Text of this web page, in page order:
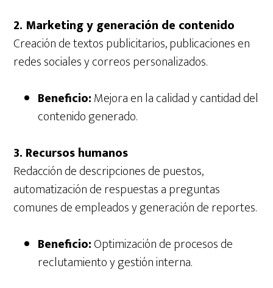
2. Marketing y generación de contenido
Creación de textos publicitarios, publicaciones en
redes sociales y correos personalizados.
Beneficio:Mejora en la calidad y cantidad del
contenido generado.
3. Recursos humanos
Redacción de descripciones de puestos,
automatización de respuestas a preguntas
comunes de empleados y generación de reportes.
Beneficio:Optimización de procesos de
reclutamiento y gestión interna.